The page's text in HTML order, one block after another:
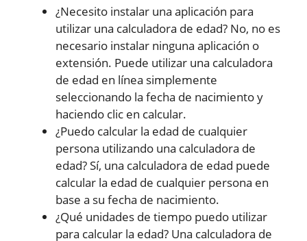
¿Necesito instalar una aplicación para
utilizar una calculadora de edad? No, no es
necesario instalar ninguna aplicación o
extensión. Puede utilizar una calculadora
de edad en línea simplemente
seleccionando la fecha de nacimiento y
haciendo clic en calcular.
¿Puedo calcular la edad de cualquier
persona utilizando una calculadora de
edad? Sí, una calculadora de edad puede
calcular la edad de cualquier persona en
base a su fecha de nacimiento.
¿Qué unidades de tiempo puedo utilizar
para calcular la edad? Una calculadora de